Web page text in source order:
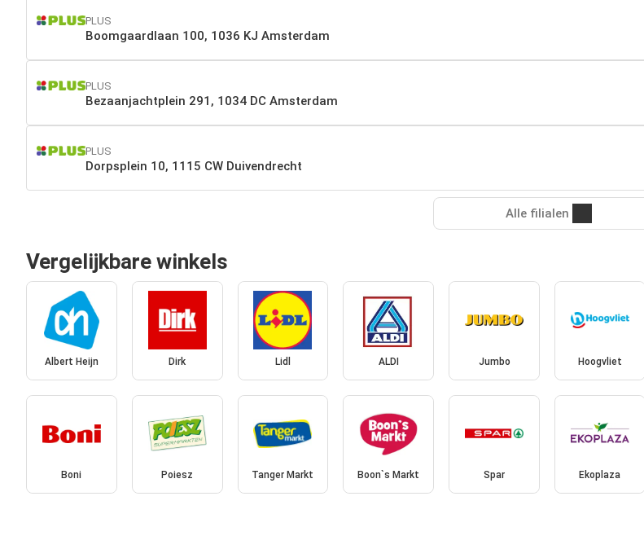
PLUS
Boomgaardlaan 100, 1036 KJ Amsterdam
PLUS
Bezaanjachtplein 291, 1034 DC Amsterdam
PLUS
Dorpsplein 10, 1115 CW Duivendrecht
Alle filialen
Vergelijkbare winkels
Albert Heijn Dirk Lidl ALDI Jumbo Hoogvliet
Boni Poiesz Tanger Markt Boon`s Markt Spar Ekoplaza